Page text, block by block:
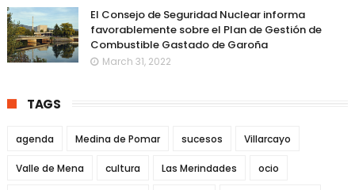
El Consejo de Seguridad Nuclear informa
favorablemente sobre el Plan de Gestión de
Combustible Gastado de Garoña
March 31, 2022
TAGS
agenda Medina de Pomar sucesos Villarcayo
Valle de Mena cultura Las Merindades ocio